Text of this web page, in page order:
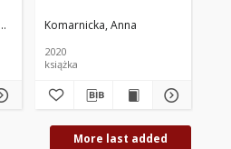
Wojciech Komarnicka, Anna
Komarnicka, Anna
2020
książka
More last added